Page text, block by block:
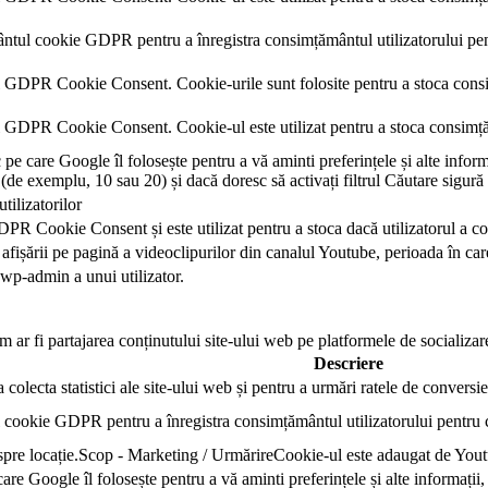
cookie GDPR pentru a înregistra consimțământul utilizatorului
Cookie Consent. Cookie-urile sunt folosite pentru a stoca
Cookie Consent. Cookie-ul este utilizat pentru a stoca
care Google îl folosește pentru a vă aminti preferințele și alte
exemplu, 10 sau 20) și dacă doresc să activați filtrul Căutare
Cookie Consent și este utilizat pentru a stoca dacă utilizatorul a
pe pagină a videoclipurilor din canalul Youtube, perioada în
admin a unui utilizator.
fi partajarea conținutului site-ului web pe platformele de
Descriere
statistici ale site-ului web și pentru a urmări ratele de
cookie GDPR pentru a înregistra consimțământul utilizatorului
locație.Scop - Marketing / UrmărireCookie-ul este adaugat de
Google îl folosește pentru a vă aminti preferințele și alte